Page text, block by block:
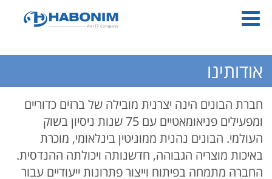
14646
אודותינו
חברת הבונים הינה יצרנית מובילה של ברזים כדוריים
ומפעילים פניאומאטיים עם 75 שנות ניסיון בשוק
העולמי. הבונים נהנית ממוניטין בינלאומי, מוכרת
באיכות מוצריה הגבוהה, חדשנותה ויכולתה ההנדסית.
החברה מתמחה בפיתוח וייצור פתרונות ייעודיים עבור